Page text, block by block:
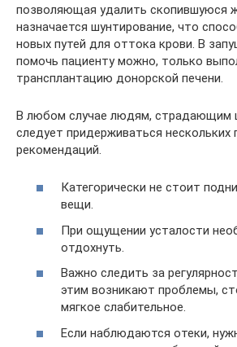
позволяющая удалить скопившуюся
назначается шунтирование, что
новых путей для оттока крови. В
помочь пациенту можно, только
трансплантацию донорской печени.
В любом случае людям, страдающим
следует придерживаться нескольких
рекомендаций.
Категорически не стоит
вещи.
При ощущении усталости
отдохнуть.
Важно следить за
этим возникают проблемы,
мягкое слабительное.
Если наблюдаются отеки,